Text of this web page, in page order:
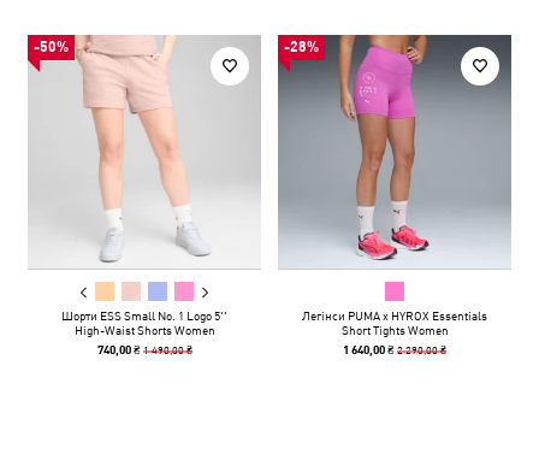
-50%
Шорти ESS Small No. 1 Logo 5''
High-Waist Shorts Women
740,00 ₴ 1 490,00 ₴
-28%
Легінси PUMA x HYROX Essentials
Short Tights Women
1 640,00 ₴2 290,00 ₴